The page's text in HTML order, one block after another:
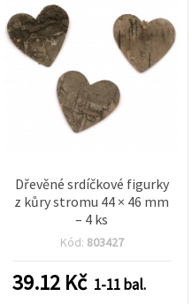
Dřevěné srdíčkové figurky
z kůry stromu 44 × 46 mm
– 4 ks
Kód: 803427
39.12 Kč 1-11 bal.